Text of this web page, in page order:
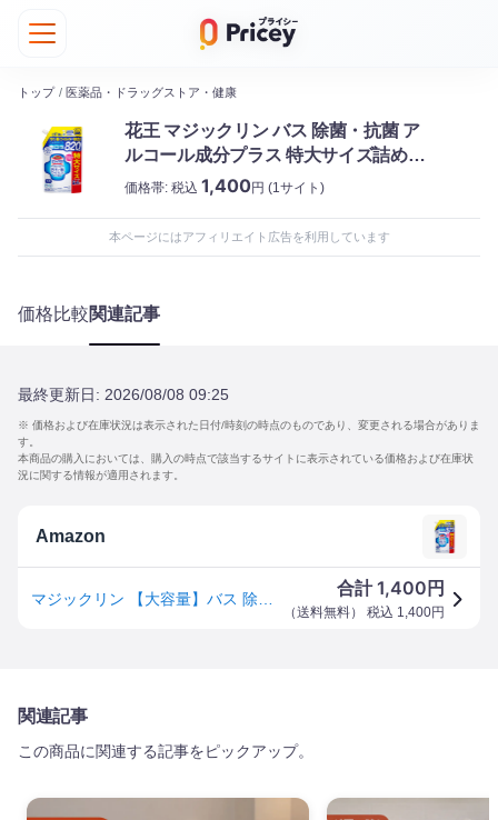
トップ / 医薬品・ドラッグストア・健康
花王 マジックリン バス 除菌・抗菌 ア
ルコール成分プラス 特大サイズ詰め替
え820ml
価格帯: 税込 1,400円 (1サイト)
本ページにはアフィリエイト広告を利用しています
価格比較関連記事
最終更新日: 2026/08/08 09:25
※ 価格および在庫状況は表示された日付/時刻の時点のものであり、変更される場合がありま
す。
本商品の購入においては、購入の時点で該当するサイトに表示されている価格および在庫状
況に関する情報が適用されます。
Amazon
合計1,400 円
（送料無料） 税込 1,400円
関連記事
この商品に関連する記事をピックアップ。